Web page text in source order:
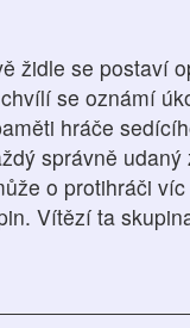
židle se postaví
se oznámí
hráče
správně
o protihráči
Vítězí ta